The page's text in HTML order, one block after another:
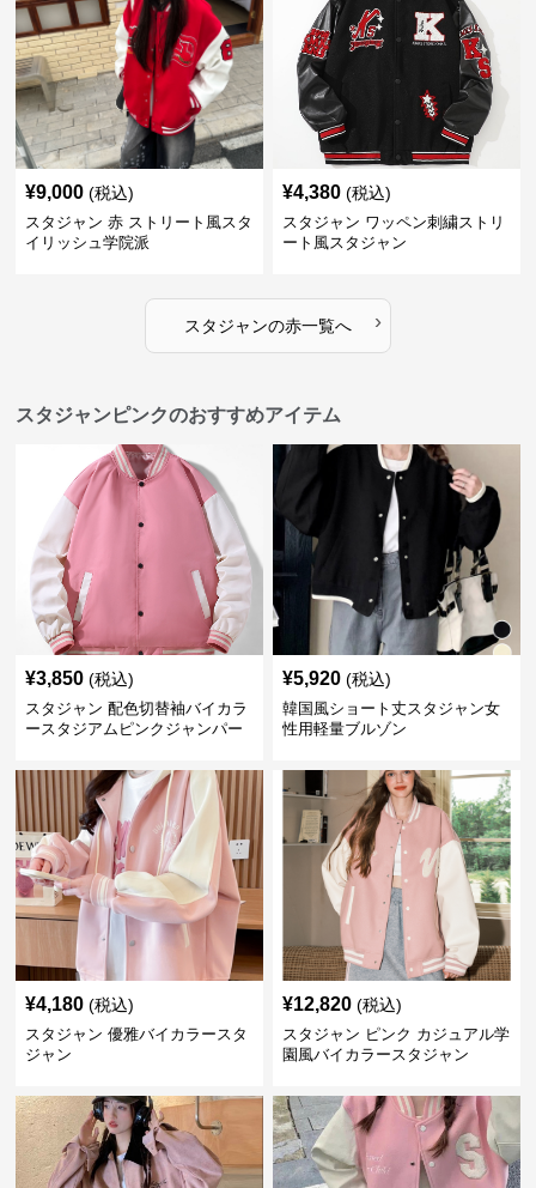
¥9,000 (税込)
スタジャン 赤 ストリート風スタ
イリッシュ学院派
¥4,380 (税込)
スタジャン ワッペン刺繍ストリ
ート風スタジャン
スタジャンの赤一覧へ ›
スタジャンピンクのおすすめアイテム
¥3,850 (税込)
スタジャン 配色切替袖バイカラ
ースタジアムピンクジャンパー
¥5,920 (税込)
韓国風ショート丈スタジャン女
性用軽量ブルゾン
¥4,180 (税込)
スタジャン 優雅バイカラースタ
ジャン
¥12,820 (税込)
スタジャン ピンク カジュアル学
園風バイカラースタジャン